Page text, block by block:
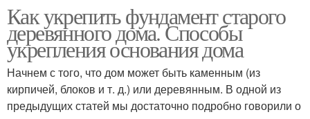
Как укрепить фундамент старого
деревянного дома. Способы
укрепления основания дома
Начнем с того, что дом может быть каменным (из
кирпичей, блоков и т. д.) или деревянным. В одной из
предыдущих статей мы достаточно подробно говорили о